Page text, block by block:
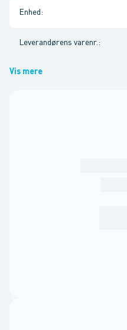
Enhed :
Leverandørens varenr. :
Vis mere